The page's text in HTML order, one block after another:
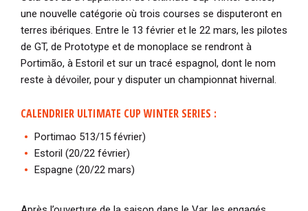
une nouvelle catégorie où trois courses se disputeront en
terres ibériques. Entre le 13 février et le 22 mars, les pilotes
de GT, de Prototype et de monoplace se rendront à
Portimão, à Estoril et sur un tracé espagnol, dont le nom
reste à dévoiler, pour y disputer un championnat hivernal.
CALENDRIER ULTIMATE CUP WINTER SERIES :
Portimao 513/15 février)
Estoril (20/22 février)
Espagne (20/22 mars)